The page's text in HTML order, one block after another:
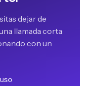
dejar de
llamada corta
con un